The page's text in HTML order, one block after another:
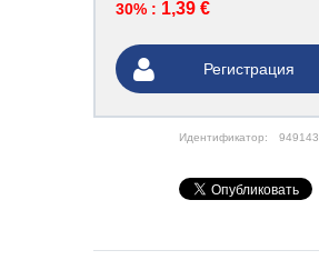
30% : 1,39 €
Регистрация
Идентификатор: 949143